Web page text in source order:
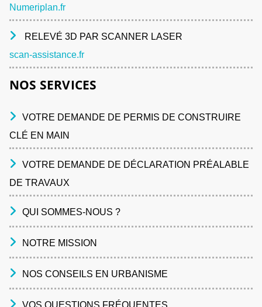
Numeriplan.fr
RELEVÉ 3D PAR SCANNER LASER
scan-assistance.fr
NOS SERVICES
VOTRE DEMANDE DE PERMIS DE CONSTRUIRE
CLÉ EN MAIN
VOTRE DEMANDE DE DÉCLARATION PRÉALABLE
DE TRAVAUX
QUI SOMMES-NOUS ?
NOTRE MISSION
NOS CONSEILS EN URBANISME
VOS QUESTIONS FRÉQUENTES